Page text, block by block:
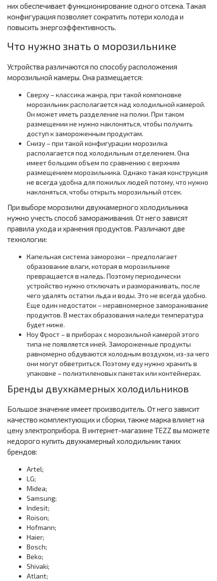
них обеспечивает функционирование одного отсека. Такая
конфигурация позволяет сократить потери холода и
повысить энергоэффективность.
Что нужно знать о морозильнике
Устройства различаются по способу расположения
морозильной камеры. Она размещается:
Сверху – классика жанра, при такой компоновке
морозильник располагается над холодильной камерой.
Он может иметь разделение на полки. При таком
размещении не нужно наклоняться, чтобы получить
доступ к замороженным продуктам.
Снизу – при такой конфигурации морозилка
располагается под холодильным отделением. Она
имеет большим объем по сравнению с верхним
размещением морозильника. Однако такая конструкция
не всегда удобна для пожилых людей потому, что нужно
наклоняться, чтобы открыть морозильный отсек.
При выборе морозилки двухкамерного холодильника
нужно учесть способ замораживания. От него зависят
правила ухода и хранения продуктов. Различают две
технологии:
Капельная система заморозки – предполагает
образование влаги, которая в морозильнике
превращается в наледь. Поэтому периодически
устройство нужно отключать и размораживать, после
чего удалять остатки льда и воды. Это не всегда удобно.
Еще один недостаток – неравномерное замораживание
продуктов. В местах образования наледи температура
будет ниже.
Ноу Фрост – в приборах с морозильной камерой этого
типа не появляется иней. Замороженные продукты
равномерно обдуваются холодным воздухом, из-за чего
они могут обветриться. Поэтому еду нужно хранить в
упаковке – полиэтиленовых пакетах или контейнерах.
Бренды двухкамерных холодильников
Большое значение имеет производитель. От него зависит
качество комплектующих и сборки, также марка влияет на
цену электроприбора. В интернет-магазине TEZZ вы можете
недорого купить двухкамерный холодильник таких
брендов:
Artel;
LG;
Midea;
Samsung;
Indesit;
Roison;
Hofmann;
Haier;
Bosch;
Beko;
Shivaki;
Atlant;